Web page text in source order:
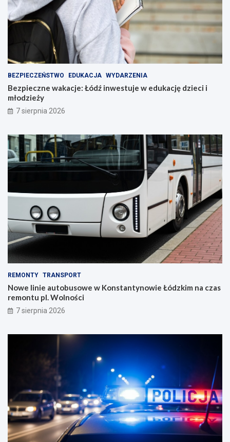
BEZPIECZEŃSTWO EDUKACJA WYDARZENIA
Bezpieczne wakacje: Łódź inwestuje w edukację dzieci i
młodzieży
7 sierpnia 2026
REMONTY TRANSPORT
Nowe linie autobusowe w Konstantynowie Łódzkim na czas
remontu pl. Wolności
7 sierpnia 2026